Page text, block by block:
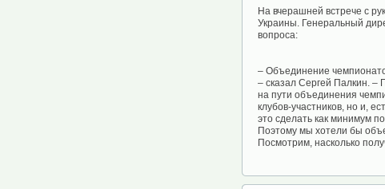
На вчерашней встрече с
Украины. Генеральный
вопроса:
– Объединение
– сказал Сергей Палкин. –
на пути объединения
клубов-участников, но и,
это сделать как минимум
Поэтому мы хотели бы
Посмотрим, насколько